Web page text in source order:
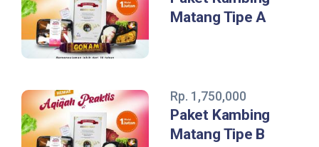
Matang Tipe A
Rp. 1,750,000
Paket Kambing
Matang Tipe B